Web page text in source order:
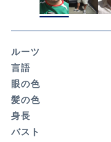
ルーツ
言語
眼の色
髪の色
身長
バスト